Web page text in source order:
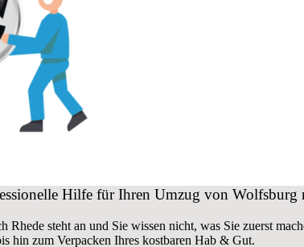
Hilfe für Ihren Umzug von Wolfsburg
Rhede steht an und Sie wissen nicht, was Sie zuerst
hin zum Verpacken Ihres kostbaren Hab & Gut.